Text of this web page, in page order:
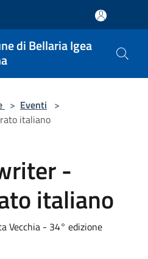
di Bellaria Igea
> Eventi >
italiano
-
italiano
Vecchia - 34° edizione